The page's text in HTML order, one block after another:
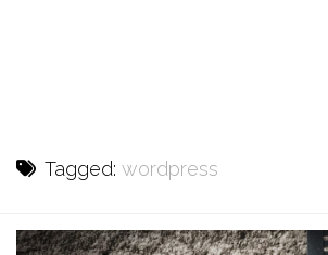
Tagged: wordpress